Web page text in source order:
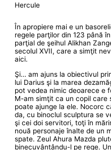
Hercule
În apropiere mai e un
regele parţilor din 123 până
parţial de şeihul Alikhan
secolul XVII, care a simţit
aici.
Şi… am ajuns la obiectivul
lui Darius şi la marea
pot vedea nimic deoarece e
M-am simţit ca un copil care
poate ajunge la ele. Nocorc
da, cu binoclul sculptura se
şi cei doi servitori, toţi în
nouă personaje înalte de un
spate. Zeul Ahura Mazda
binecuvântându-l pe rege.